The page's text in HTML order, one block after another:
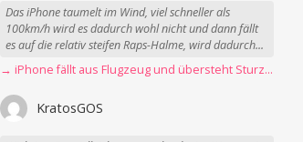
Das iPhone taumelt im Wind, viel schneller als
100km/h wird es dadurch wohl nicht und dann fällt
es auf die relativ steifen Raps-Halme, wird dadurch...
→ iPhone fällt aus Flugzeug und übersteht Sturz unbeschadet
KratosGOS